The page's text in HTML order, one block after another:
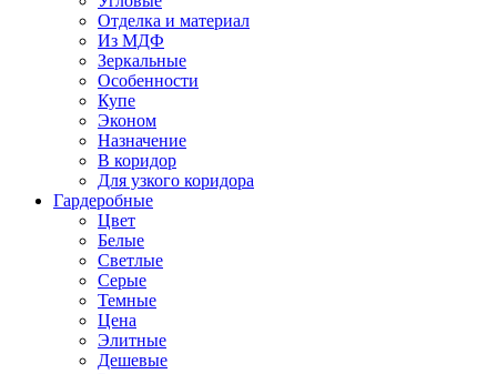
Отделка и материал
Из МДФ
Зеркальные
Особенности
Купе
Эконом
Назначение
В коридор
Для узкого коридора
Гардеробные
Цвет
Белые
Светлые
Серые
Темные
Цена
Элитные
Дешевые